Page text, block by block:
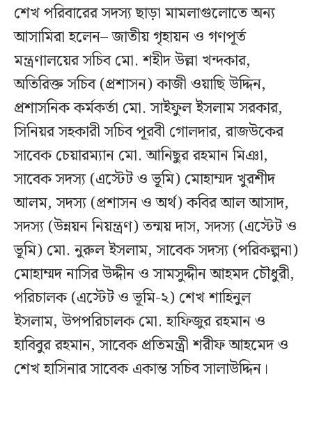
শেখ পরিবারের সদস্য ছাড়া মামলাগুলোতে অন্য
আসামিরা হলেন– জাতীয় গৃহায়ন ও গণপূর্ত
মন্ত্রণালয়ের সচিব মো. শহীদ উল্লা খন্দকার,
অতিরিক্ত সচিব (প্রশাসন) কাজী ওয়াছি উদ্দিন,
প্রশাসনিক কর্মকর্তা মো. সাইফুল ইসলাম সরকার,
সিনিয়র সহকারী সচিব পূরবী গোলদার, রাজউকের
সাবেক চেয়ারম্যান মো. আনিছুর রহমান মিঞা,
সাবেক সদস্য (এস্টেট ও ভূমি) মোহাম্মদ খুরশীদ
আলম, সদস্য (প্রশাসন ও অর্থ) কবির আল আসাদ,
সদস্য (উন্নয়ন নিয়ন্ত্রণ) তন্ময় দাস, সদস্য (এস্টেট ও
ভূমি) মো. নুরুল ইসলাম, সাবেক সদস্য (পরিকল্পনা)
মোহাম্মদ নাসির উদ্দীন ও সামসুদ্দীন আহমদ চৌধুরী,
পরিচালক (এস্টেট ও ভূমি-২) শেখ শাহিনুল
ইসলাম, উপপরিচালক মো. হাফিজুর রহমান ও
হাবিবুর রহমান, সাবেক প্রতিমন্ত্রী শরীফ আহমেদ ও
শেখ হাসিনার সাবেক একান্ত সচিব সালাউদ্দিন।